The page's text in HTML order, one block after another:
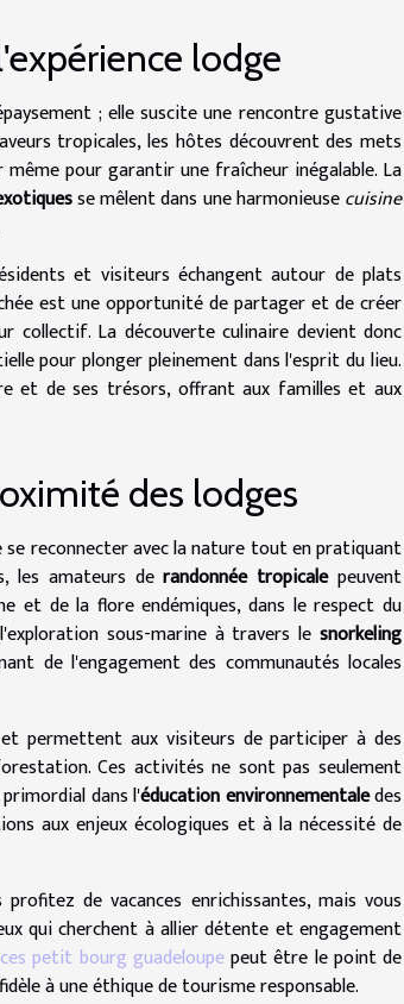
lodge
; elle suscite une rencontre gustative
tropicales, les hôtes découvrent des mets
même pour garantir une fraîcheur inégalable. La
se mêlent dans une harmonieusecuisine
et visiteurs échangent autour de plats
est une opportunité de partager et de créer
collectif. La découverte culinaire devient donc
pour plonger pleinement dans l'esprit du lieu.
et de ses trésors, offrant aux familles et aux
des lodges
reconnecter avec la nature tout en pratiquant
les amateurs derandonnée tropicalepeuvent
et de la flore endémiques, dans le respect du
sous-marine à travers lesnorkeling
de l'engagement des communautés locales
permettent aux visiteurs de participer à des
Ces activités ne sont pas seulement
dans l'éducation environnementaledes
aux enjeux écologiques et à la nécessité de
de vacances enrichissantes, mais vous
qui cherchent à allier détente et engagement
petit bourg guadeloupepeut être le point de
à une éthique de tourisme responsable.